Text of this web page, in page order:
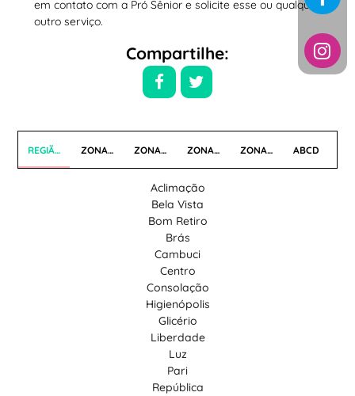
em contato com a Pró Sênior e solicite esse ou qualquer
outro serviço.
Compartilhe:
REGIÃO CENTRAL ZONA NORTE ZONA OESTE ZONA SUL ZONA LESTE ABCD
Aclimação
Bela Vista
Bom Retiro
Brás
Cambuci
Centro
Consolação
Higienópolis
Glicério
Liberdade
Luz
Pari
República